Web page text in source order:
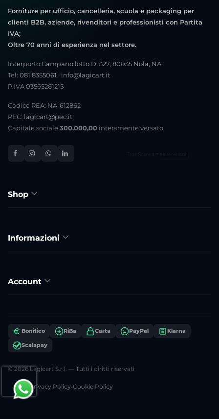
Forniture per ufficio, cancelleria, scuola e packaging per
clienti B2B, aziende, rivenditori e professionisti con Partita
IVA;
Oltre 70 anni di esperienza nel settore.
Interporto Campano lotto D. 327, 80035 Nola, NA
Tel: 081 8355061 · info@lagicart.it
P.IVA 03565261215
Codice REA: NA-612862
PEC: lagicart@pec.it
Capitale sociale 300.000,00 interamente versato
Shop
Informazioni
Account
Bonifico RiBa Carta PayPal Klarna
Scalapay
© 2026 Lagicart S.r.l. — Tutti i diritti riservati
Privacy Policy•Cookie Policy